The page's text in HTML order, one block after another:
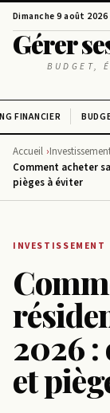
Dimanche 9 août 2026
Gérer
BUDGET,
FINANCIER
Accueil
Comment acheter
pièges à éviter
INVESTISSEMENT
2026 :
et